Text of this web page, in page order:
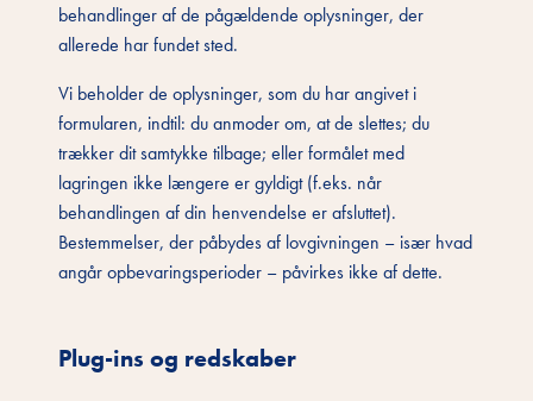
behandlinger af de pågældende oplysninger, der
allerede har fundet sted.
Vi beholder de oplysninger, som du har angivet i
formularen, indtil: du anmoder om, at de slettes; du
trækker dit samtykke tilbage; eller formålet med
lagringen ikke længere er gyldigt (f.eks. når
behandlingen af din henvendelse er afsluttet).
Bestemmelser, der påbydes af lovgivningen – især hvad
angår opbevaringsperioder – påvirkes ikke af dette.
Plug-ins og redskaber